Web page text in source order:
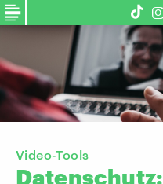
Video-Tools
Datenschutz: